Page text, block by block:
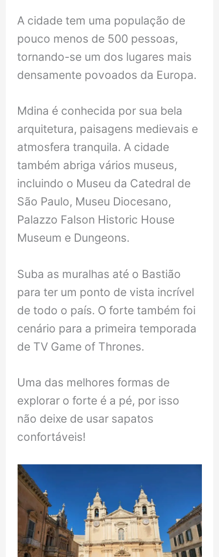
A cidade tem uma população de
pouco menos de 500 pessoas,
tornando-se um dos lugares mais
densamente povoados da Europa.
Mdina é conhecida por sua bela
arquitetura, paisagens medievais e
atmosfera tranquila. A cidade
também abriga vários museus,
incluindo o Museu da Catedral de
São Paulo, Museu Diocesano,
Palazzo Falson Historic House
Museum e Dungeons.
Suba as muralhas até o Bastião
para ter um ponto de vista incrível
de todo o país. O forte também foi
cenário para a primeira temporada
de TV Game of Thrones.
Uma das melhores formas de
explorar o forte é a pé, por isso
não deixe de usar sapatos
confortáveis!